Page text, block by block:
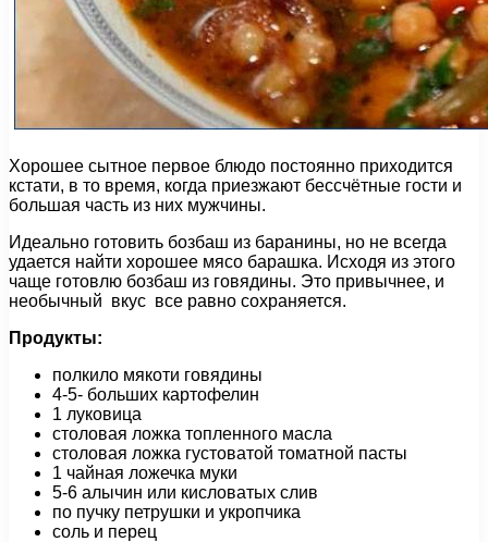
Хорошее сытное первое блюдо постоянно приходится
кстати, в то время, когда приезжают бессчётные гости и
большая часть из них мужчины.
Идеально готовить бозбаш из баранины, но не всегда
удается найти хорошее мясо барашка. Исходя из этого
чаще готовлю бозбаш из говядины. Это привычнее, и
необычный вкус все равно сохраняется.
Продукты:
полкило мякоти говядины
4-5- больших картофелин
1 луковица
столовая ложка топленного масла
столовая ложка густоватой томатной пасты
1 чайная ложечка муки
5-6 алычин или кисловатых слив
по пучку петрушки и укропчика
соль и перец